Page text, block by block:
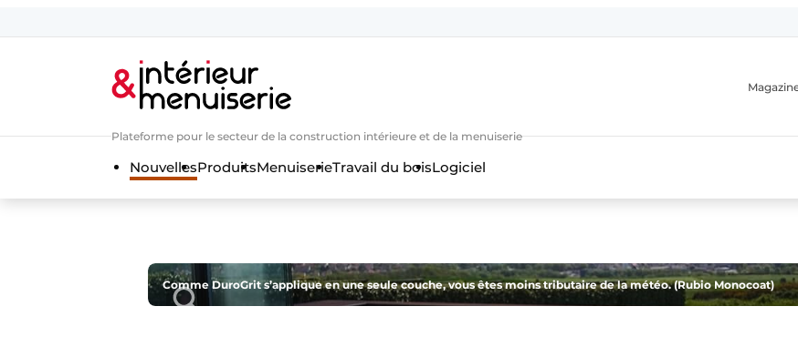
Aanmelden
Bedrijven
Contact
Enregistrer une offre d’emploi
EntreprisesMerci de votre inscription
S’inscrire
Plateforme pour le secteur de la construction intérieure et de la menuiserie
NouvellesProduitsMenuiserieTravail du boisLogiciel
Comme DuroGrit s’applique en une seule couche, vous êtes moins tributaire de la météo. (Rubio Monocoat)